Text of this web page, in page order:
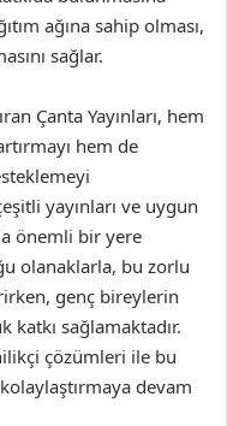
ağına sahip olması,
sağlar.
Çanta Yayınları, hem
hem de
yayınları ve uygun
önemli bir yere
olanaklarla, bu zorlu
genç bireylerin
sağlamaktadır.
çözümleri ile bu
devam